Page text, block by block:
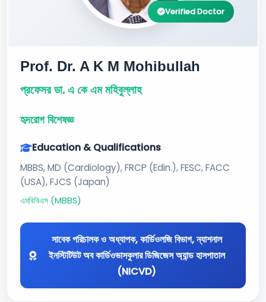
Verified Doctor
Prof. Dr. A K M Mohibullah
প্রফেসর ডা. এ কে এম মহিবুল্লাহ
হৃদরোগ বিশেষজ্ঞ
Education & Qualifications
MBBS, MD (Cardiology), FRCP (Edin.), FESC, FACC
(USA), FJCS (Japan)
এমবিবিএস (MBBS)
সাবেক পরিচালক ও অধ্যাপক, কার্ডিওলজি বিভাগ, ন্যাশনাল
ইনস্টিটিউট অব কার্ডিওভাসকুলার ডিজিজেস অ্যান্ড হাসপাতাল
(NICVD)